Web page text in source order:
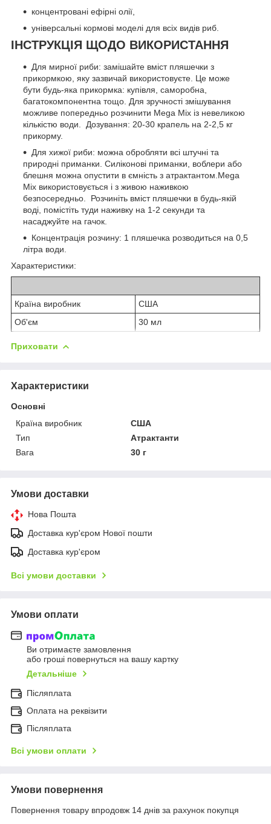
концентровані ефірні олії,
універсальні кормові моделі для всіх видів риб.
ІНСТРУКЦІЯ ЩОДО ВИКОРИСТАННЯ
Для мирної риби: замішайте вміст пляшечки з
прикормкою, яку зазвичай використовуєте. Це може
бути будь-яка прикормка: купівля, саморобна,
багатокомпонентна тощо. Для зручності змішування
можливе попередньо розчинити Mega Mix із невеликою
кількістю води. Дозування: 20-30 крапель на 2-2,5 кг
прикорму.
Для хижої риби: можна обробляти всі штучні та
природні приманки. Силіконові приманки, воблери або
блешня можна опустити в ємність з атрактантом.Mega
Mix використовується і з живою наживкою
безпосередньо. Розчиніть вміст пляшечки в будь-якій
воді, помістіть туди наживку на 1-2 секунди та
насаджуйте на гачок.
Концентрація розчину: 1 пляшечка розводиться на 0,5
літра води.
Характеристики:
Країна виробник
США
Об'єм
30 мл
Приховати
Характеристики
Основні
Країна виробник
США
Тип
Атрактанти
Вага
30 г
Умови доставки
Нова Пошта
Доставка кур'єром Нової пошти
Доставка кур'єром
Всі умови доставки
Умови оплати
Ви отримаєте замовлення
або гроші повернуться на вашу картку
Детальніше
Післяплата
Оплата на реквізити
Післяплата
Всі умови оплати
Умови повернення
Повернення товару впродовж 14 днів за рахунок покупця